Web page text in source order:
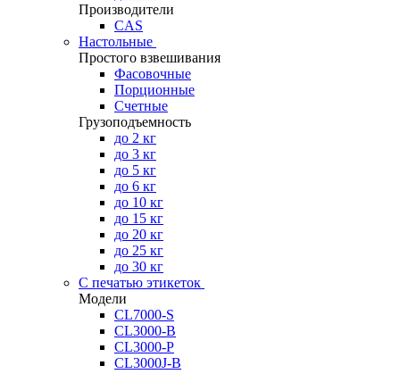
Производители
CAS
Настольные
Простого взвешивания
Фасовочные
Порционные
Счетные
Грузоподъемность
до 2 кг
до 3 кг
до 5 кг
до 6 кг
до 10 кг
до 15 кг
до 20 кг
до 25 кг
до 30 кг
С печатью этикеток
Модели
CL7000-S
CL3000-B
CL3000-P
CL3000J-B